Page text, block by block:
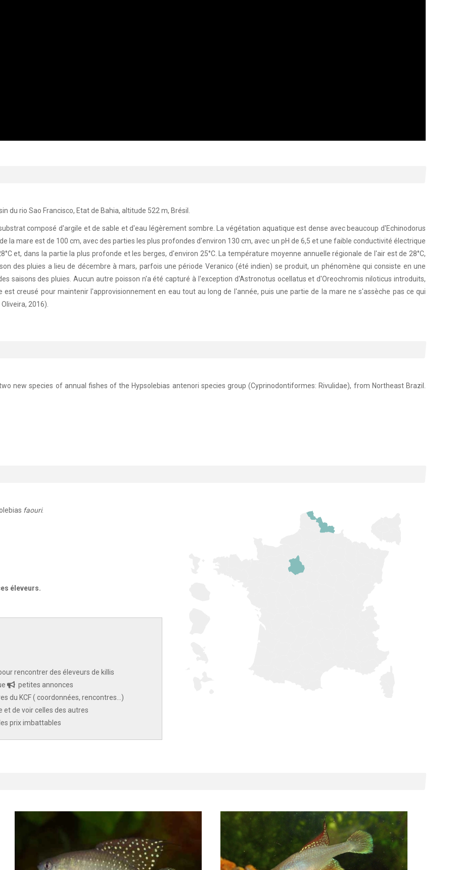
du rio Sao Francisco, Etat de Bahia, altitude 522 m, Brésil.
composé d'argile et de sable et d'eau légèrement sombre. La végétation aquatique est dense avec beaucoup d'Echinodorus
la mare est de 100 cm, avec des parties les plus profondes d'environ 130 cm, avec un pH de 6,5 et une faible conductivité électrique
et, dans la partie la plus profonde et les berges, d'environ 25°C. La température moyenne annuelle régionale de l'air est de 28°C,
des pluies a lieu de décembre à mars, parfois une période Veranico (été indien) se produit, un phénomène qui consiste en une
saisons des pluies. Aucun autre poisson n'a été capturé à l'exception d'Astronotus ocellatus et d'Oreochromis niloticus introduits,
creusé pour maintenir l'approvisionnement en eau tout au long de l'année, puis une partie de la mare ne s'assèche pas ce qui
2016).
two new species of annual fishes of the Hypsolebias antenori species group (Cyprinodontiformes: Rivulidae), from Northeast Brazil.
faouri.
éleveurs.
rencontrer des éleveurs de killis
petites annonces
du KCF ( coordonnées, rencontres...)
et de voir celles des autres
prix imbattables